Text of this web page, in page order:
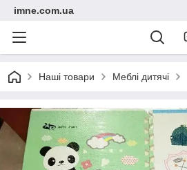
imne.com.ua
Наші товари Меблі дитячі